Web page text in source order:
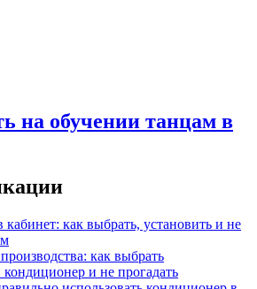
на обучении танцам в
как выбрать, установить и не
как выбрать
и не прогадать